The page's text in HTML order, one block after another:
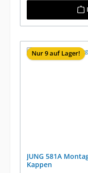
Nur 9 auf Lager!
JUNG 581A
Kappen